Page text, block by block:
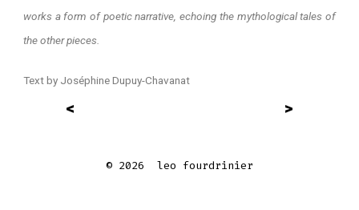
works a form of poetic narrative, echoing the mythological tales of
the other pieces.
Text by Joséphine Dupuy-Chavanat
< >
© 2026 leo fourdrinier